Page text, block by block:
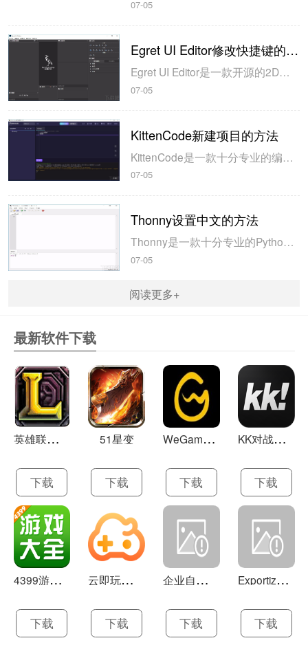
07-05
Egret UI Editor修改快捷键的方法
Egret UI Editor是一款开源的2D游戏开发代码编辑软件，其主要功能是针对Egret项目中的Exml皮肤文件进行可视化编辑，功能十分强大。我们在使用这款软件的过程中，可以将一些常用操作设置快捷键，这样就可以简化编程，从而提高代码编辑的工作效率。但是这款软件在日常生活中使用得不多，并且专业性...
07-05
KittenCode新建项目的方法
KittenCode是一款十分专业的编程软件，该软件给用户提供了可视化的操作界面，支持Python语言的编程开发以及第三方库管理，并且提供了很多实用的工具，功能十分强大。我们在使用这款软件进行编程开发的过程中，最基本、最常做的操作就是新建项目，因此我们很有必要掌握新建项目的方法。但是这款软件的专业性...
07-05
Thonny设置中文的方法
Thonny是一款十分专业的Python编辑软件，该软件界面清爽简单，给用户提供了丰富的编程工具，具备代码补全、语法错误显示等功能，非常的适合新手使用。该软件还支持多种语言，所以在下载这款软件的时候，有时候下载到电脑中的软件是英文版本的，这对于英语基础较差的小伙伴来说，使用这款软件就会变得十分困难，...
07-05
阅读更多+
最新软件下载
英
雄联盟LOL 13.21
下载
51星变
下载
W
eGame(腾讯游戏平台TGP) 5.10.19.1000
下载
K
K对战平台 1.0.1
下载
4
399游戏盒 官方下载 7.9.1
下载
云
即玩游戏盒 1.0.5.4
下载
企
业自助建站系统 9.0
下载
E
xportizer 9.0.8
下载